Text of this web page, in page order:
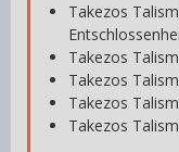
Takezos
Takezos
Takezos
Takezos
Takezos